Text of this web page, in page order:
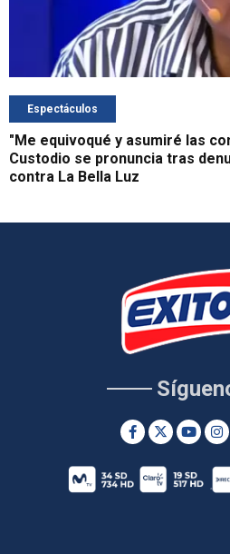
Espectáculos
"Me equivoqué y asumiré las
Custodio se pronuncia tras
contra La Bella Luz